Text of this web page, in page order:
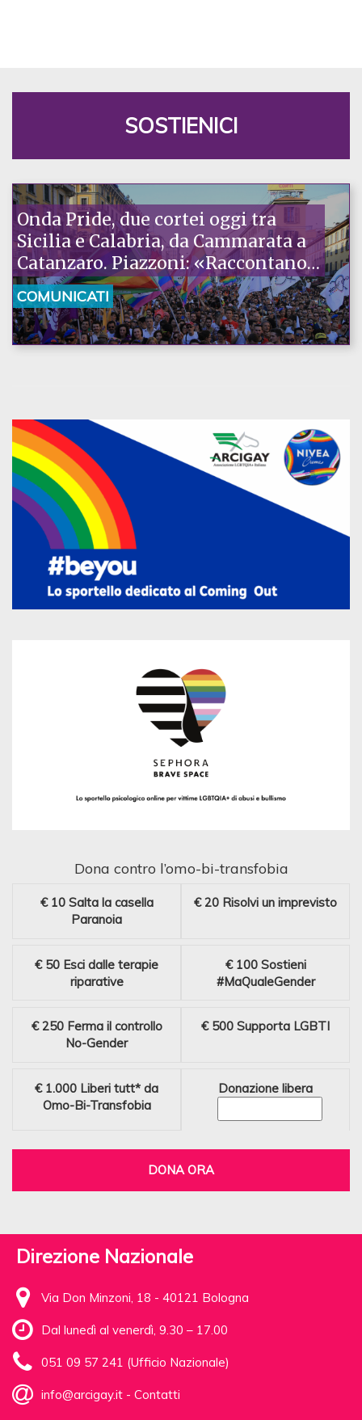
SOSTIENICI
Onda Pride, due cortei oggi tra
Sicilia e Calabria, da Cammarata a
Catanzaro. Piazzoni: «Raccontano
la nostra ostinazione»
COMUNICATI
Dona contro l’omo-bi-transfobia
€ 10 Salta la casella
Paranoia
€ 20 Risolvi un imprevisto
€ 50 Esci dalle terapie
riparative
€ 100 Sostieni
#MaQualeGender
€ 250 Ferma il controllo
No-Gender
€ 500 Supporta LGBTI
€ 1.000 Liberi tutt* da
Omo-Bi-Transfobia
Donazione libera
DONA ORA
Direzione Nazionale
Via Don Minzoni, 18 - 40121 Bologna
Dal lunedì al venerdì, 9.30 – 17.00
051 09 57 241 (Ufficio Nazionale)
info@arcigay.it - Contatti